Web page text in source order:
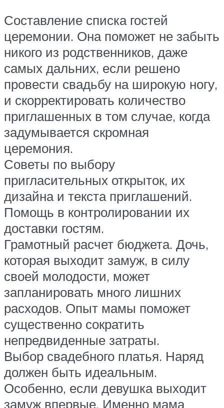
Составление списка гостей
церемонии. Она поможет не забыть
никого из родственников, даже
самых дальних, если решено
провести свадьбу на широкую ногу,
и скорректировать количество
приглашенных в том случае, когда
задумывается скромная
церемония.
Советы по выбору
пригласительных открыток, их
дизайна и текста приглашений.
Помощь в контролировании их
доставки гостям.
Грамотный расчет бюджета. Дочь,
которая выходит замуж, в силу
своей молодости, может
запланировать много лишних
расходов. Опыт мамы поможет
существенно сократить
непредвиденные затраты.
Выбор свадебного платья. Наряд
должен быть идеальным.
Особенно, если девушка выходит
замуж впервые. Именно мама